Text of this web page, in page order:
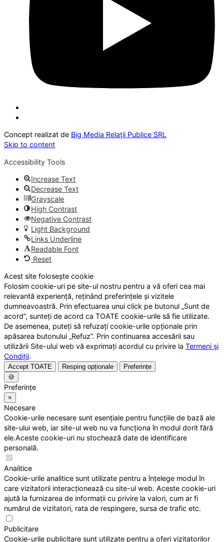
Concept realizat de Big Media Relații Publice SRL
Skip to content
Accessibility Tools
Increase Text
Decrease Text
Grayscale
High Contrast
Negative Contrast
Light Background
Links Underline
Readable Font
Reset
Acest site folosește cookie
Folosim cookie-uri pe site-ul nostru pentru a vă oferi cea mai
relevantă experiență, reținând preferințele și vizitele
dumneavoastră. Prin efectuarea unui click pe butonul „Sunt de
acord”, sunteți de acord ca TOATE cookie-urile să fie utilizate.
De asemenea, puteți să refuzați cookie-urile opționale prin
apăsarea butonului „Refuz”. Prin continuarea accesării sau
utilizării Site-ului web vă exprimați acordul cu privire la Termeni și
Condiții.
Accept TOATE Resping opționale
Preferințe
🍪
Preferințe
×
Necesare
Cookie-urile necesare sunt esențiale pentru funcțiile de bază ale
site-ului web, iar site-ul web nu va funcționa în modul dorit fără
ele.Aceste cookie-uri nu stochează date de identificare
personală.
Analitice
Cookie-urile analitice sunt utilizate pentru a înțelege modul în
care vizitatorii interacționează cu site-ul web. Aceste cookie-uri
ajută la furnizarea de informații cu privire la valori, cum ar fi
numărul de vizitatori, rata de respingere, sursa de trafic etc.
Publicitare
Cookie-urile publicitare sunt utilizate pentru a oferi vizitatorilor